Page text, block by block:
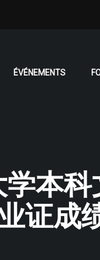
ÉVÉNEMENTS
本
证成